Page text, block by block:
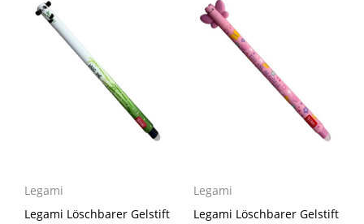
Legami
Legami Löschbarer Gelstift
Legami
Legami Löschbarer Gelstift